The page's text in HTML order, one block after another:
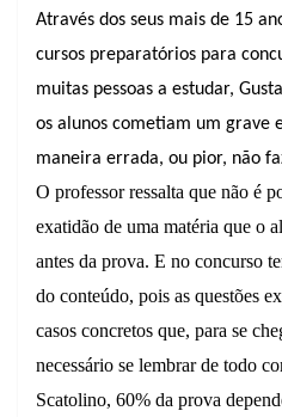
Através dos seus mais de 15
cursos preparatórios para
muitas pessoas a estudar,
os alunos cometiam um grave
maneira errada, ou pior, não
O professor ressalta que não é
exatidão de uma matéria que o
antes da prova. E no concurso
do conteúdo, pois as questões
casos concretos que, para se
necessário se lembrar de todo
Scatolino, 60% da prova